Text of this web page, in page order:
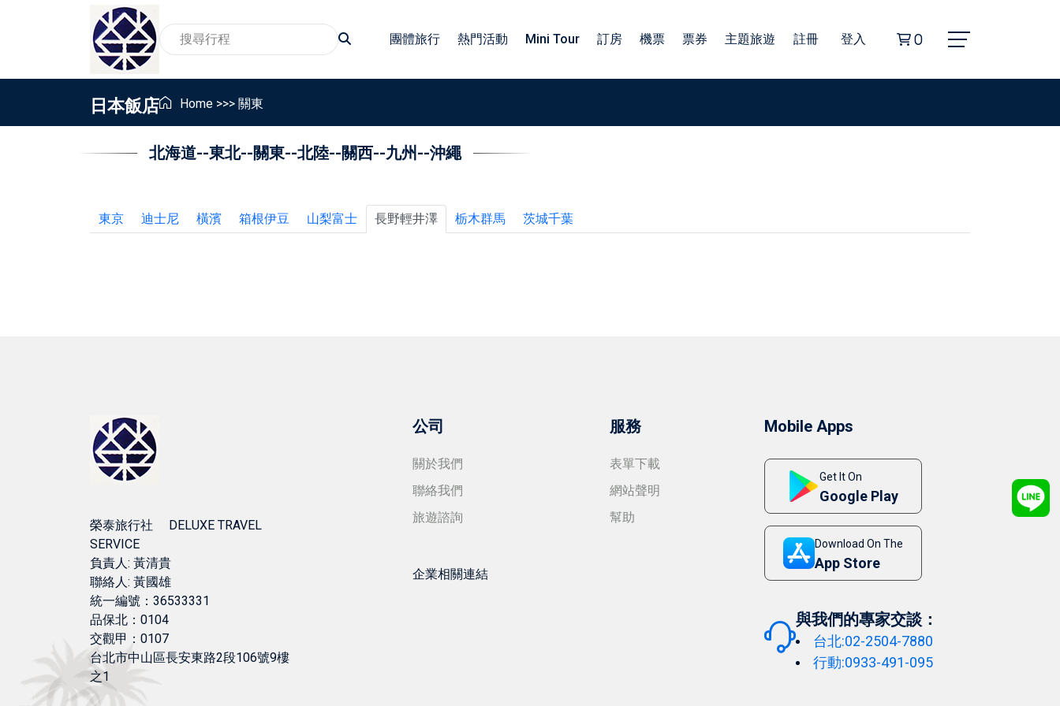
團體旅行 熱門活動 Mini Tour
2026賞櫻旅遊行程
2026東北地區温泉包車行程
家族旅遊日本包車
員工旅遊日本包車
畢業旅行日本包車
關東包車中文司機
22人座小型巴士
訂房 機票 票券 主題旅遊 註冊 登入 0
日本飯店 Home >>> 關東
北海道--東北--關東--北陸--關西--九州--沖繩
東京 迪士尼 橫濱 箱根伊豆 山梨富士 長野輕井澤 栃木群馬 茨城千葉
榮泰旅行社 DELUXE TRAVEL
SERVICE
負責人: 黃清貴
聯絡人: 黃國雄
統一編號：36533331
品保北：0104
交觀甲：0107
台北市中山區長安東路2段106號9樓
之1
公司
關於我們
聯絡我們
旅遊諮詢
企業相關連結
服務
表單下載
網站聲明
幫助
Mobile Apps
Get It On
Google Play
Download On The
App Store
與我們的專家交談：
台北:02-2504-7880
行動:0933-491-095